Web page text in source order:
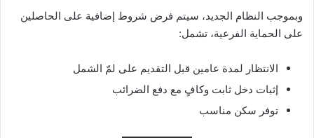
وبموجب النظام الجديد، سيتم فرض شروط إضافية على الحاصلين
على الحماية الفرعية، تشمل:
الانتظار لمدة عامين قبل التقديم على لمّ الشمل
إثبات دخل ثابت وكافٍ مع دفع الضرائب
توفر سكن مناسب